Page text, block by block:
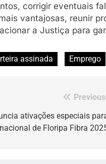
corrigir eventuais
vantajosas, reunir
a Justiça para
assinada Emprego
ativações especiais
de Floripa Fibra